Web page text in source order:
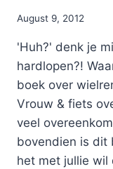
By
August 9, 2012
'Huh?' denk je
hardlopen?!
boek over
Vrouw & fiets
veel
bovendien is dit
het met jullie wil